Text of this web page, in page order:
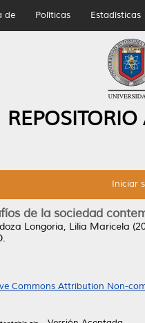
de Políticas Estadísticas
Iniciar
de la sociedad
Longoria, Lilia Maricela
Commons Attribution Non-